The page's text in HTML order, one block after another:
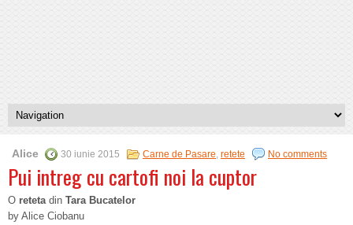
Alice 30 iunie 2015 Carne de Pasare, retete No comments
Pui intreg cu cartofi noi la cuptor
O retetadin Tara Bucatelor
by Alice Ciobanu